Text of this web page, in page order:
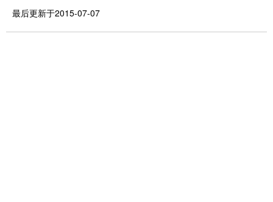
最后更新于2015-07-07